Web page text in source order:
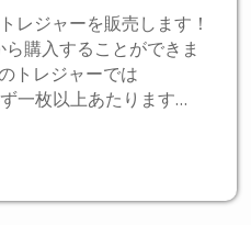
レジャーを販売します！
購入することができま
トレジャーでは
一枚以上あたります…